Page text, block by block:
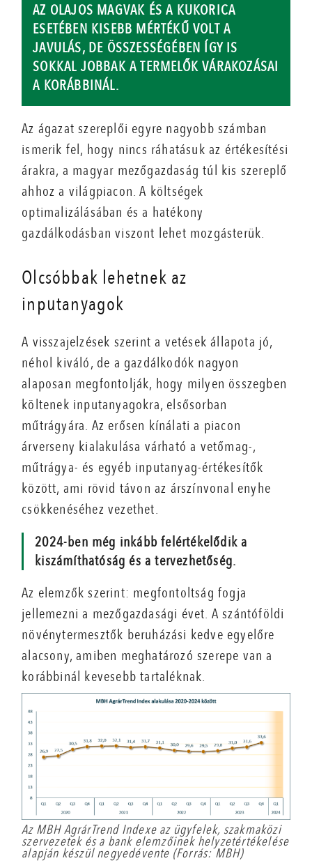
AZ OLAJOS MAGVAK ÉS A KUKORICA
ESETÉBEN KISEBB MÉRTÉKŰ VOLT A
JAVULÁS, DE ÖSSZESSÉGÉBEN ÍGY IS
SOKKAL JOBBAK A TERMELŐK VÁRAKOZÁSAI
A KORÁBBINÁL.
Az ágazat szereplői egyre nagyobb számban
ismerik fel, hogy nincs ráhatásuk az értékesítési
árakra, a magyar mezőgazdaság túl kis szereplő
ahhoz a világpiacon. A költségek
optimalizálásában és a hatékony
gazdálkodásban viszont lehet mozgásterük.
Olcsóbbak lehetnek az
inputanyagok
A visszajelzések szerint a vetések állapota jó,
néhol kiváló, de a gazdálkodók nagyon
alaposan megfontolják, hogy milyen összegben
költenek inputanyagokra, elsősorban
műtrágyára. Az erősen kínálati a piacon
árverseny kialakulása várható a vetőmag-,
műtrágya- és egyéb inputanyag-értékesítők
között, ami rövid távon az árszínvonal enyhe
csökkenéséhez vezethet.
2024-ben még inkább felértékelődik a
kiszámíthatóság és a tervezhetőség.
Az elemzők szerint: megfontoltság fogja
jellemezni a mezőgazdasági évet. A szántóföldi
növénytermesztők beruházási kedve egyelőre
alacsony, amiben meghatározó szerepe van a
korábbinál kevesebb tartaléknak.
Az MBH AgrárTrend Indexe az ügyfelek, szakmaközi
szervezetek és a bank elemzőinek helyzetértékelése
alapján készül negyedévente (Forrás: MBH)